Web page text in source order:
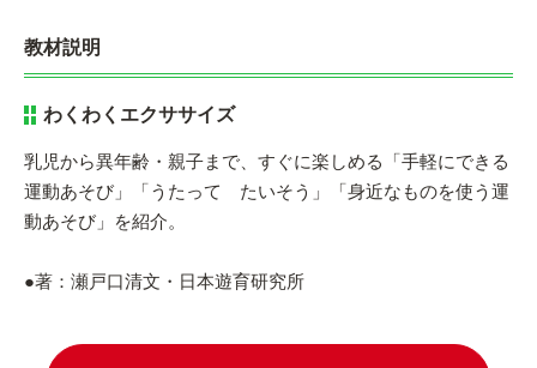
教材説明
わくわくエクササイズ
乳児から異年齢・親子まで、すぐに楽しめる「手軽にできる
運動あそび」「うたって たいそう」「身近なものを使う運
動あそび」を紹介。
●著：瀬戸口清文・日本遊育研究所